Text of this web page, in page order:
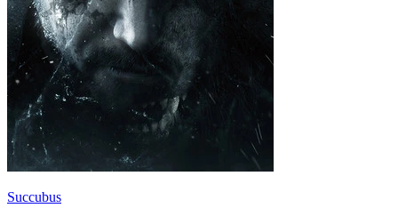
Succubus